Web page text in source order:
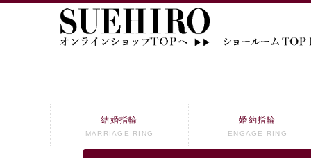
結婚指輪
MARRIAGE RING
婚約指輪
ENGAGE RING